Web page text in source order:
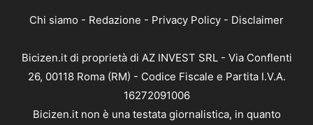
Chi siamo - Redazione - Privacy Policy - Disclaimer
Bicizen.it di proprietà di AZ INVEST SRL - Via Conflenti
26, 00118 Roma (RM) - Codice Fiscale e Partita I.V.A.
16272091006
Bicizen.it non è una testata giornalistica, in quanto